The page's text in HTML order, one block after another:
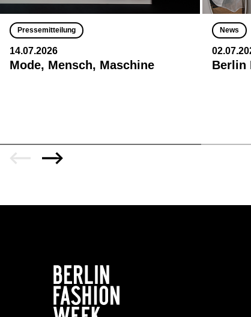
Pressemitteilung
14.07.2026
Mode, Mensch, Maschine
News
Berlin